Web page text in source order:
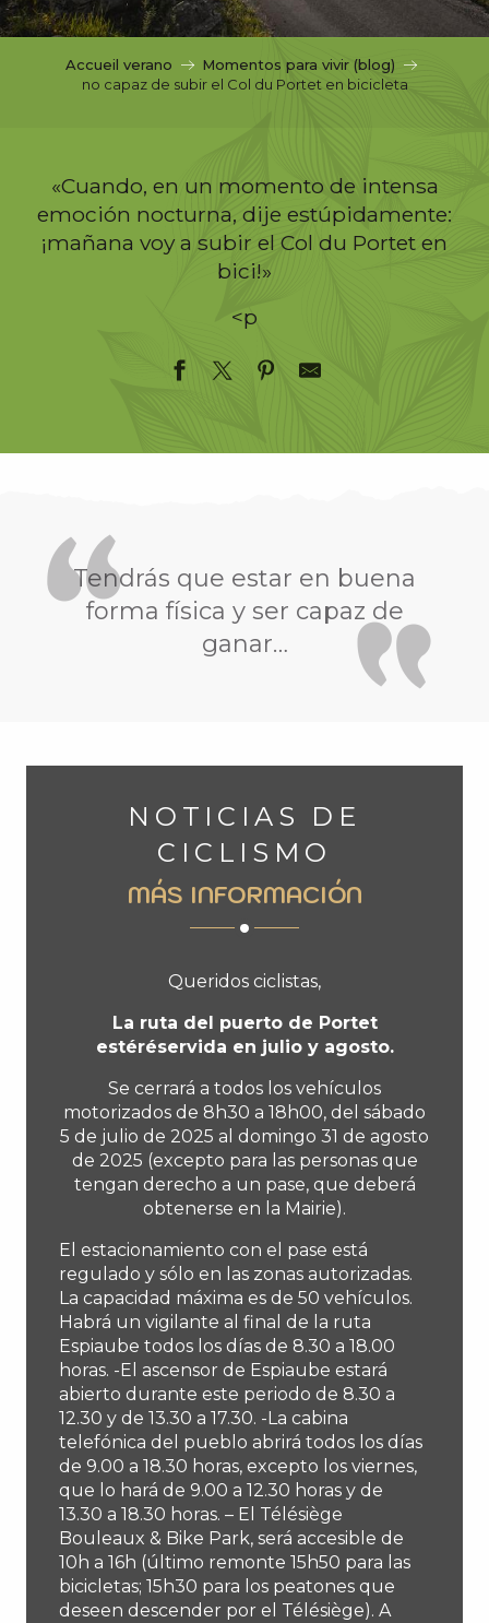
i
Accueil verano
Momentos para vivir (blog)
no capaz de subir el Col du Portet en bicicleta
«Cuando, en un momento de intensa
emoción nocturna, dije estúpidamente:
¡mañana voy a subir el Col du Portet en
bici!»
<p
Tendrás que estar en buena
forma física y ser capaz de
ganar…
NOTICIAS DE
CICLISMO
MÁS INFORMACIÓN
Queridos ciclistas,
La ruta del puerto de Portet
estéréservida en julio y agosto.
Se cerrará a todos los vehículos
motorizados de 8h30 a 18h00, del sábado
5 de julio de 2025 al domingo 31 de agosto
de 2025 (excepto para las personas que
tengan derecho a un pase, que deberá
obtenerse en la Mairie).
El estacionamiento con el pase está
regulado y sólo en las zonas autorizadas.
La capacidad máxima es de 50 vehículos.
Habrá un vigilante al final de la ruta
Espiaube todos los días de 8.30 a 18.00
horas. -El ascensor de Espiaube estará
abierto durante este periodo de 8.30 a
12.30 y de 13.30 a 17.30. -La cabina
telefónica del pueblo abrirá todos los días
de 9.00 a 18.30 horas, excepto los viernes,
que lo hará de 9.00 a 12.30 horas y de
13.30 a 18.30 horas. – El Télésiège
Bouleaux & Bike Park, será accesible de
10h a 16h (último remonte 15h50 para las
bicicletas; 15h30 para los peatones que
deseen descender por el Télésiège). A